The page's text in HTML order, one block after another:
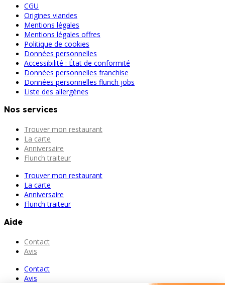
CGU
Origines viandes
Mentions légales
Mentions légales offres
Politique de cookies
Données personnelles
Accessibilité : État de conformité
Données personnelles franchise
Données personnelles flunch jobs
Liste des allergènes
Nos services
Trouver mon restaurant
La carte
Anniversaire
Flunch traiteur
Trouver mon restaurant
La carte
Anniversaire
Flunch traiteur
Aide
Contact
Avis
Contact
Avis